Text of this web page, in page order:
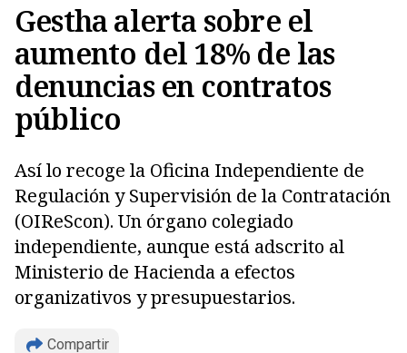
Gestha alerta sobre el
aumento del 18% de las
denuncias en contratos
público
Así lo recoge la Oficina Independiente de
Regulación y Supervisión de la Contratación
(OIReScon). Un órgano colegiado
independiente, aunque está adscrito al
Ministerio de Hacienda a efectos
organizativos y presupuestarios.
Compartir